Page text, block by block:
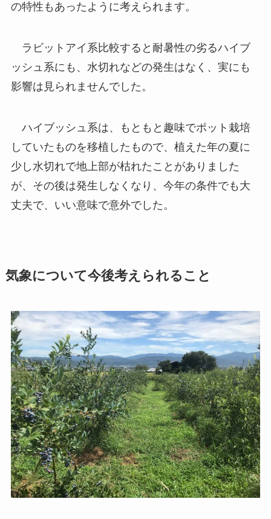
の特性もあったように考えられます。
ラビットアイ系比較すると耐暑性の劣るハイブ
ッシュ系にも、水切れなどの発生はなく、実にも
影響は見られませんでした。
ハイブッシュ系は、もともと趣味でポット栽培
していたものを移植したもので、植えた年の夏に
少し水切れで地上部が枯れたことがありました
が、その後は発生しなくなり、今年の条件でも大
丈夫で、いい意味で意外でした。
気象について今後考えられること